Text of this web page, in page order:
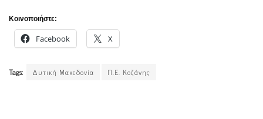
Κοινοποιήστε:
Facebook X
Tags: Δυτική Μακεδονία Π.Ε. Κοζάνης